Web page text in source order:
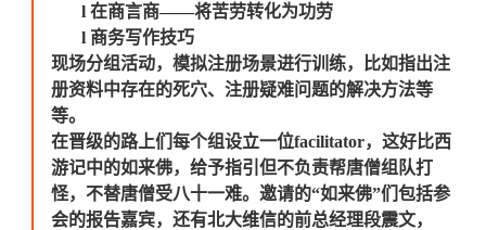
l 在商言商——将苦劳转化为功劳
l 商务写作技巧
现场分组活动，模拟注册场景进行训练，比如指出注
册资料中存在的死穴、注册疑难问题的解决方法等
等。
在晋级的路上们每个组设立一位facilitator，这好比西
游记中的如来佛，给予指引但不负责帮唐僧组队打
怪，不替唐僧受八十一难。邀请的“如来佛”们包括参
会的报告嘉宾，还有北大维信的前总经理段震文，